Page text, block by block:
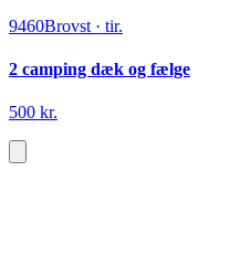
9460Brovst · tir.
2 camping dæk og fælge
500 kr.